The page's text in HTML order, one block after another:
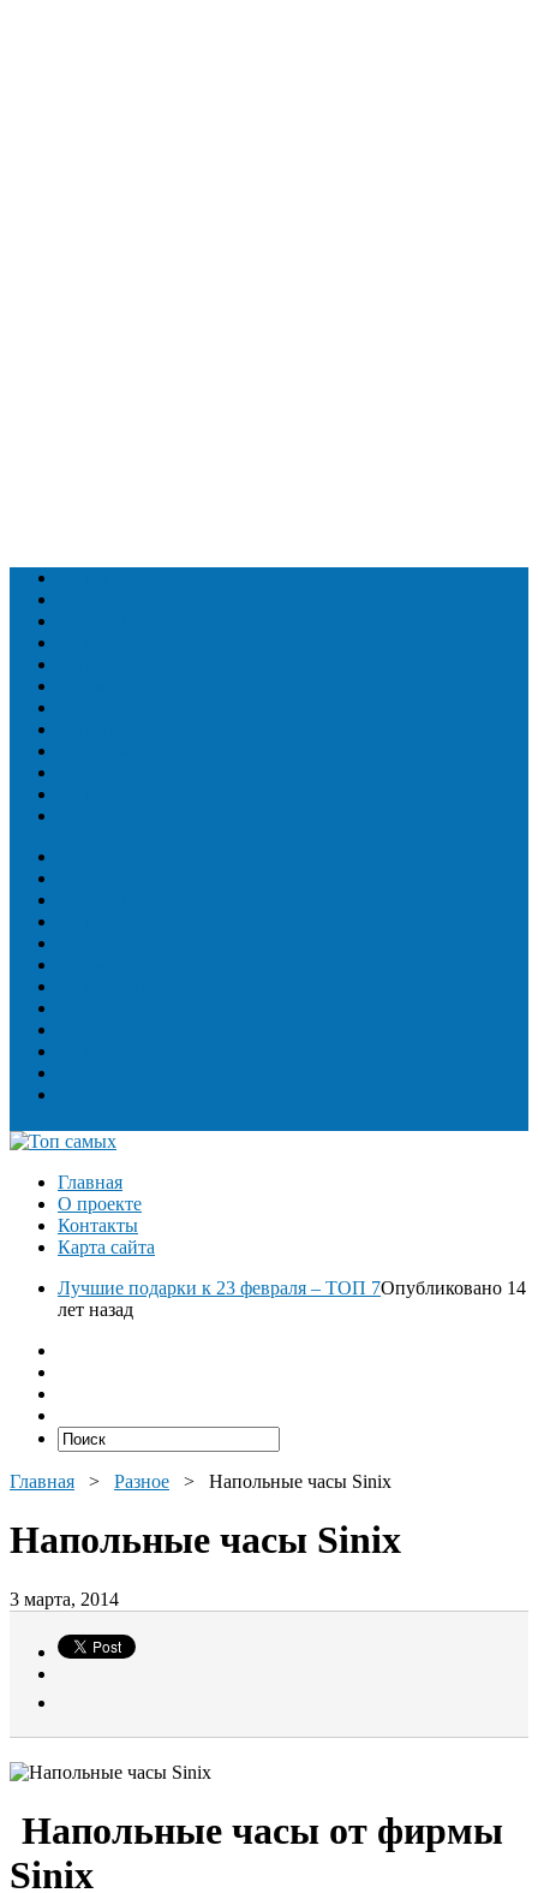
Главная
О проекте
Контакты
Карта сайта
Лучшие подарки к 23 февраля – ТОП 7Опубликовано 14
лет назад
Главная > Разное > Напольные часы Sinix
Напольные часы Sinix
3 марта, 2014
Напольные часы от фирмы
Sinix